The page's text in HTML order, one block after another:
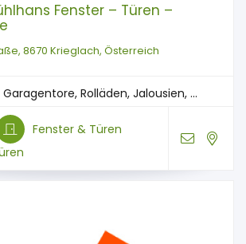
Fenster – Türen –
8670 Krieglach, Österreich
Rolläden, Jalousien, ...
Fenster & Türen